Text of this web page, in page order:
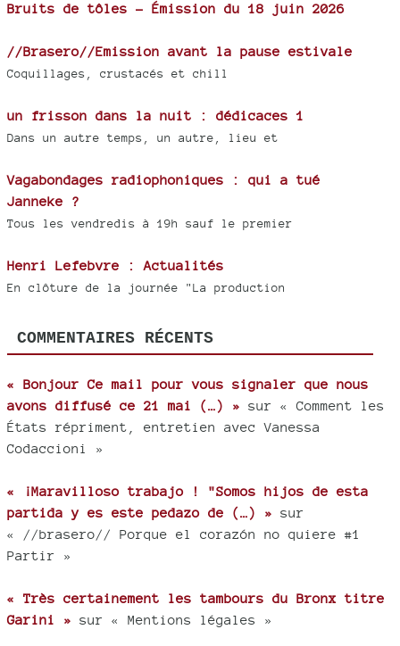
Bruits de tôles - Émission du 18 juin 2026
//Brasero//Emission avant la pause estivale
Coquillages, crustacés et chill
un frisson dans la nuit : dédicaces 1
Dans un autre temps, un autre, lieu et
Vagabondages radiophoniques : qui a tué
Janneke ?
Tous les vendredis à 19h sauf le premier
Henri Lefebvre : Actualités
En clôture de la journée "La production
COMMENTAIRES RÉCENTS
« Bonjour Ce mail pour vous signaler que nous
avons diffusé ce 21 mai (…) » sur « Comment les
États répriment, entretien avec Vanessa
Codaccioni »
« ¡Maravilloso trabajo ! "Somos hijos de esta
partida y es este pedazo de (…) » sur
« //brasero// Porque el corazón no quiere #1
Partir »
« Très certainement les tambours du Bronx titre
Garini » sur « Mentions légales »